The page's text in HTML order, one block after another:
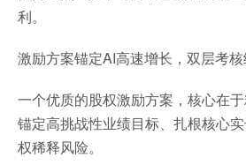
利。
激励方案锚定AI高速增长，双层考
一个优质的股权激励方案，核心在于
锚定高挑战性业绩目标、扎根核心
权稀释风险。